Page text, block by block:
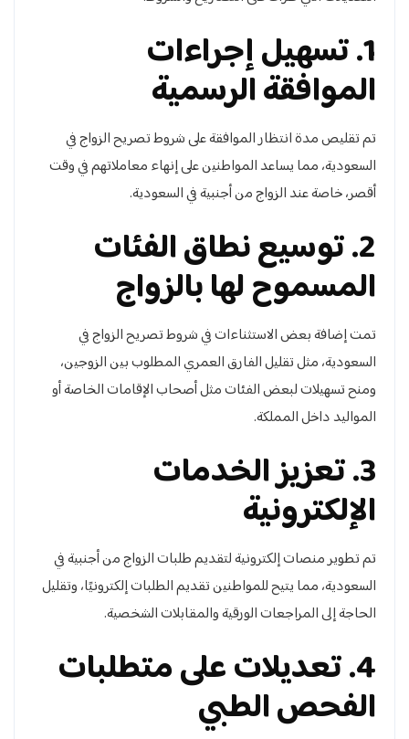
1. تسهيل إجراءات
الموافقة الرسمية
تم تقليص مدة انتظار الموافقة على شروط تصريح الزواج في
السعودية، مما يساعد المواطنين على إنهاء معاملاتهم في وقت
أقصر، خاصة عند الزواج من أجنبية في السعودية.
2. توسيع نطاق الفئات
المسموح لها بالزواج
تمت إضافة بعض الاستثناءات في شروط تصريح الزواج في
السعودية، مثل تقليل الفارق العمري المطلوب بين الزوجين،
ومنح تسهيلات لبعض الفئات مثل أصحاب الإقامات الخاصة أو
المواليد داخل المملكة.
3. تعزيز الخدمات
الإلكترونية
تم تطوير منصات إلكترونية لتقديم طلبات الزواج من أجنبية في
السعودية، مما يتيح للمواطنين تقديم الطلبات إلكترونيًا، وتقليل
الحاجة إلى المراجعات الورقية والمقابلات الشخصية.
4. تعديلات على متطلبات
الفحص الطبي